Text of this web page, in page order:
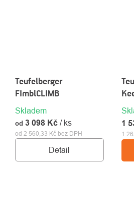
Teufelberger
FImblCLIMB
Skladem
od 2 560,33 Kč bez DPH
od 3 098 Kč / ks
Detail
1
1